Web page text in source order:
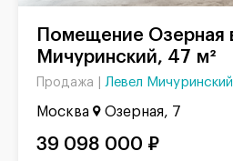
Помещение Озерная в ЖК Левел
Мичуринский, 47 м²
Продажа | Левел Мичуринский
Москва Озерная, 7
39 098 000 ₽